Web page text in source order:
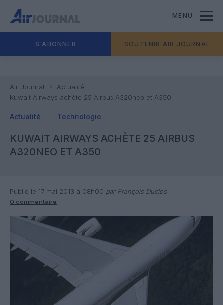
MENU
S'ABONNER SOUTENIR AIR JOURNAL
Air Journal
Actualité
Kuwait Airways achète 25 Airbus A320neo et A350
Actualité Technologie
KUWAIT AIRWAYS ACHÈTE 25 AIRBUS
A320NEO ET A350
Publié le 17 mai 2013 à 08h00 par François Duclos
0 commentaire